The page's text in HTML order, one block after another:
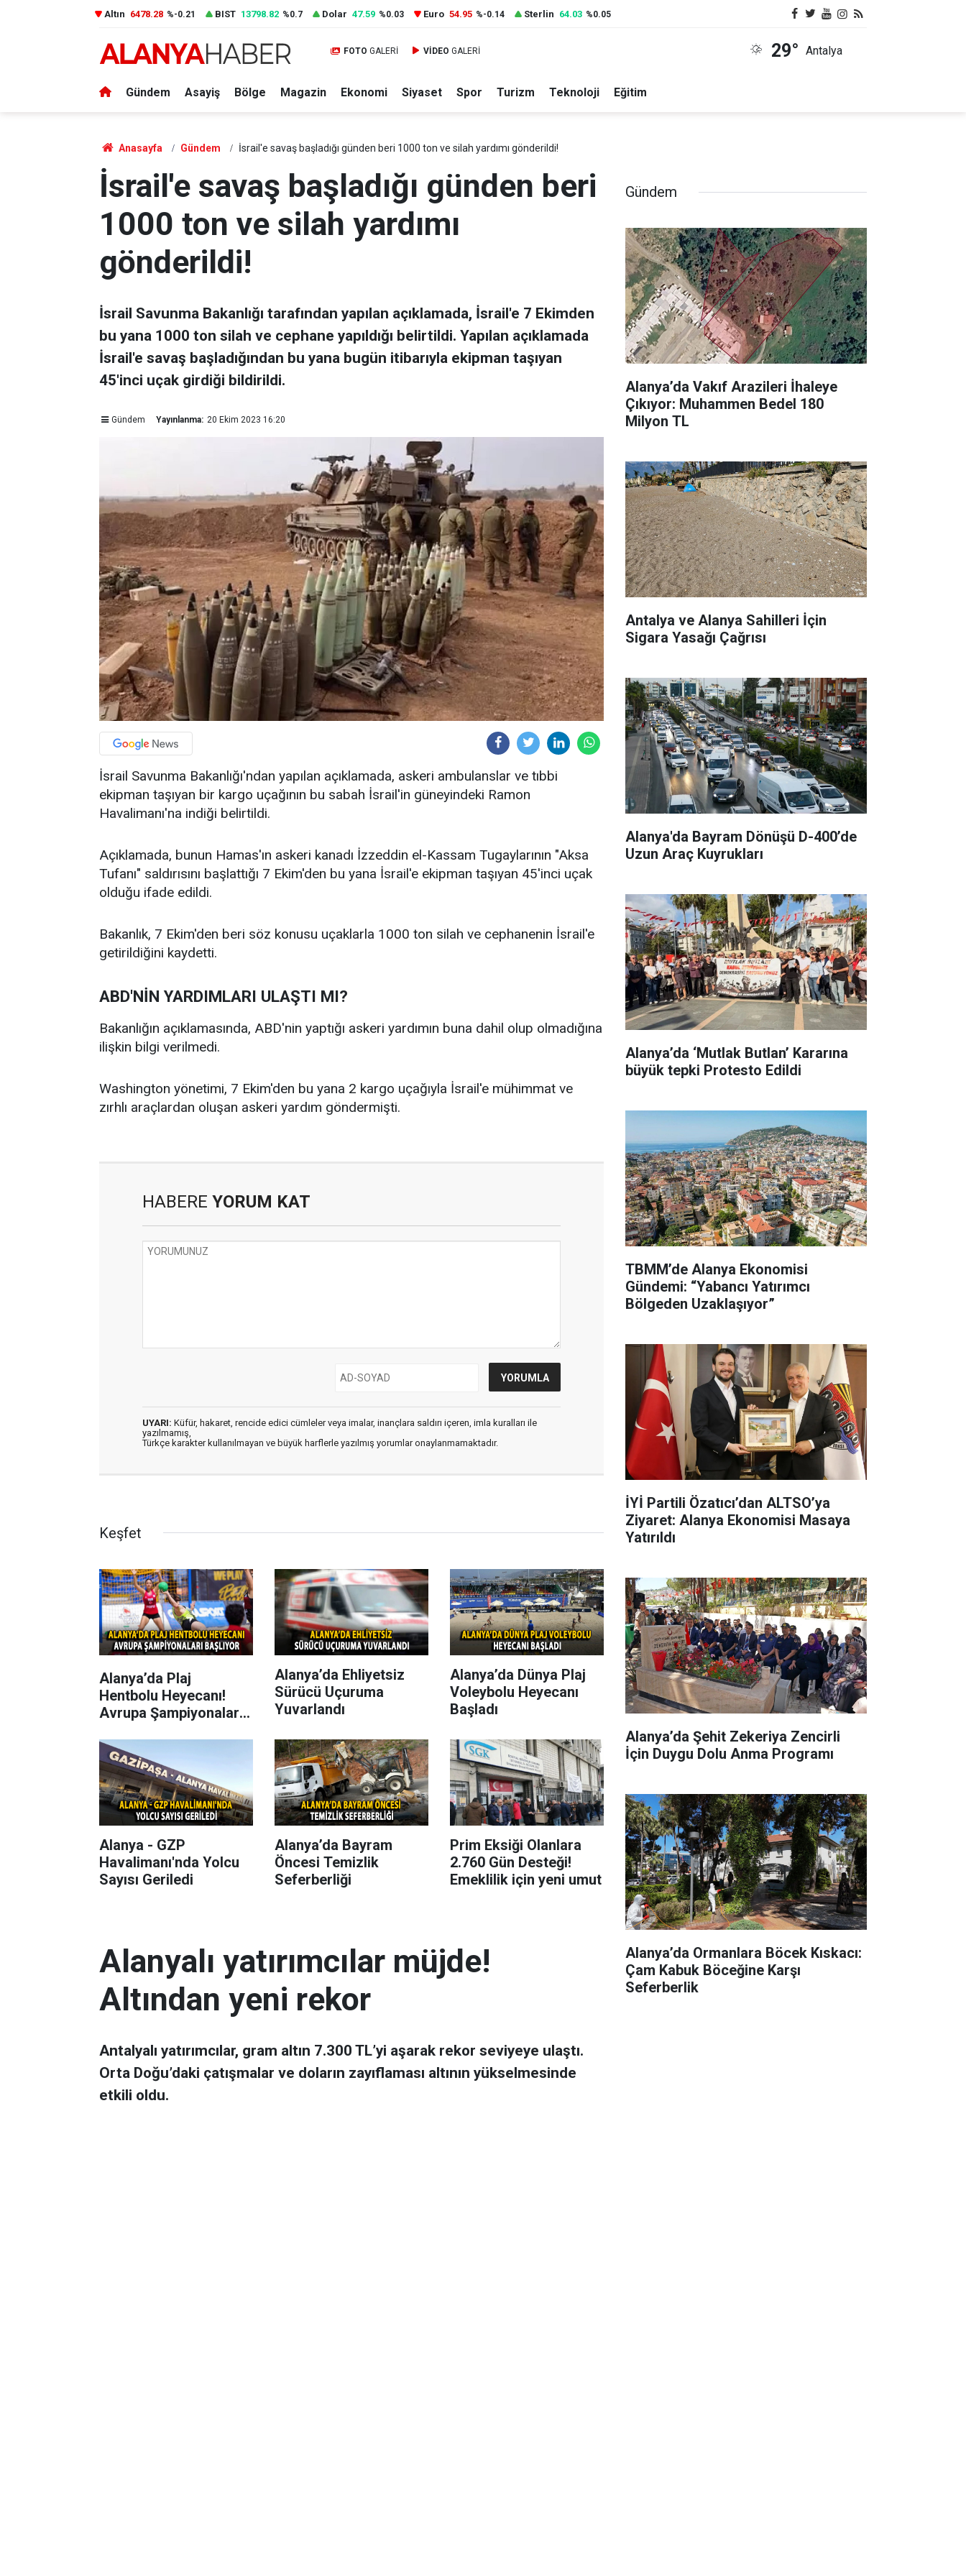
Altın 6478.28 %-0.21 BIST 13798.82 %0.7 Dolar 47.59 %0.03 Euro 54.95 %-0.14 Sterlin 64.03 %0.05
FOTO GALERİ VİDEO GALERİ 29° Antalya
Gündem Asayiş Bölge Magazin Ekonomi Siyaset Spor Turizm Teknoloji Eğitim
Anasayfa Gündem İsrail'e savaş başladığı günden beri 1000 ton ve silah yardımı gönderildi!
İsrail'e savaş başladığı günden beri
1000 ton ve silah yardımı
gönderildi!
İsrail Savunma Bakanlığı tarafından yapılan açıklamada, İsrail'e 7 Ekimden
bu yana 1000 ton silah ve cephane yapıldığı belirtildi. Yapılan açıklamada
İsrail'e savaş başladığından bu yana bugün itibarıyla ekipman taşıyan
45'inci uçak girdiği bildirildi.
Gündem Yayınlanma: 20 Ekim 2023 16:20
İsrail Savunma Bakanlığı'ndan yapılan açıklamada, askeri ambulanslar ve tıbbi
ekipman taşıyan bir kargo uçağının bu sabah İsrail'in güneyindeki Ramon
Havalimanı'na indiği belirtildi.
Açıklamada, bunun Hamas'ın askeri kanadı İzzeddin el-Kassam Tugaylarının "Aksa
Tufanı" saldırısını başlattığı 7 Ekim'den bu yana İsrail'e ekipman taşıyan 45'inci uçak
olduğu ifade edildi.
Bakanlık, 7 Ekim'den beri söz konusu uçaklarla 1000 ton silah ve cephanenin İsrail'e
getirildiğini kaydetti.
ABD'NİN YARDIMLARI ULAŞTI MI?
Bakanlığın açıklamasında, ABD'nin yaptığı askeri yardımın buna dahil olup olmadığına
ilişkin bilgi verilmedi.
Washington yönetimi, 7 Ekim'den bu yana 2 kargo uçağıyla İsrail'e mühimmat ve
zırhlı araçlardan oluşan askeri yardım göndermişti.
HABERE YORUM KAT
UYARI: Küfür, hakaret, rencide edici cümleler veya imalar, inançlara saldırı içeren, imla kuralları ile
yazılmamış,
Türkçe karakter kullanılmayan ve büyük harflerle yazılmış yorumlar onaylanmamaktadır.
Keşfet
Alanya’da Plaj
Hentbolu Heyecanı!
Avrupa Şampiyonaları
Alanya’da Ehliyetsiz
Sürücü Uçuruma
Yuvarlandı
Alanya’da Dünya Plaj
Voleybolu Heyecanı
Başladı
Alanya - GZP
Havalimanı'nda Yolcu
Sayısı Geriledi
Alanya’da Bayram
Öncesi Temizlik
Seferberliği
Prim Eksiği Olanlara
2.760 Gün Desteği!
Emeklilik için yeni umut
Alanyalı yatırımcılar müjde!
Altından yeni rekor
Antalyalı yatırımcılar, gram altın 7.300 TL’yi aşarak rekor seviyeye ulaştı.
Orta Doğu’daki çatışmalar ve doların zayıflaması altının yükselmesinde
etkili oldu.
Gündem
Alanya’da Vakıf Arazileri İhaleye
Çıkıyor: Muhammen Bedel 180
Milyon TL
Antalya ve Alanya Sahilleri İçin
Sigara Yasağı Çağrısı
Alanya'da Bayram Dönüşü D-400’de
Uzun Araç Kuyrukları
Alanya’da ‘Mutlak Butlan’ Kararına
büyük tepki Protesto Edildi
TBMM’de Alanya Ekonomisi
Gündemi: “Yabancı Yatırımcı
Bölgeden Uzaklaşıyor”
İYİ Partili Özatıcı’dan ALTSO’ya
Ziyaret: Alanya Ekonomisi Masaya
Yatırıldı
Alanya’da Şehit Zekeriya Zencirli
İçin Duygu Dolu Anma Programı
Alanya’da Ormanlara Böcek Kıskacı:
Çam Kabuk Böceğine Karşı
Seferberlik